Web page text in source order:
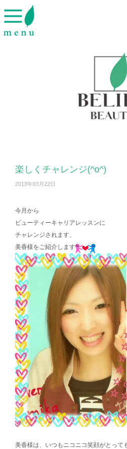
楽しくチャレンジ(^o^)
2013年03月22日
今月から
ビューティーキャリアレッスンに
チャレンジされます、
美香様をご紹介します
美香様は、いつもニコニコ笑顔がとって